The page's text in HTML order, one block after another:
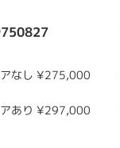
なし ¥275,000
あり ¥297,000